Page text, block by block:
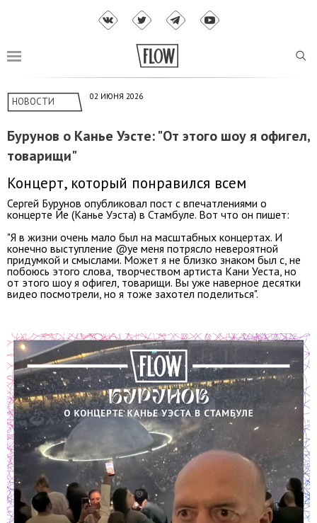
НОВОСТИ 02 ИЮНЯ 2026
Бурунов о Канье Уэсте: "От этого шоу я офигел,
товарищи"
Концерт, который понравился всем
Сергей Бурунов опубликовал пост с впечатлениями о
концерте Йе (Канье Уэста) в Стамбуле. Вот что он пишет:
"Я в жизни очень мало был на масштабных концертах. И
конечно выступление @ye меня потрясло невероятной
придумкой и смыслами. Может я не близко знаком был с, не
побоюсь этого слова, творчеством артиста Кани Уеста, но
от этого шоу я офигел, товарищи. Вы уже наверное десятки
видео посмотрели, но я тоже захотел поделиться".